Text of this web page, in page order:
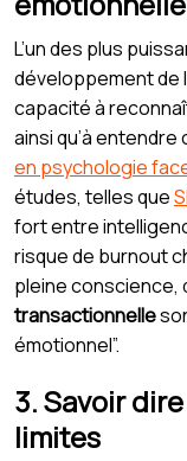
L’un des plus
développement de
capacité à
ainsi qu’à
en psychologie
études, telles que
fort entre
risque de burnout
pleine conscience,
transactionnelle
émotionnel”.
3. Savoir
limites